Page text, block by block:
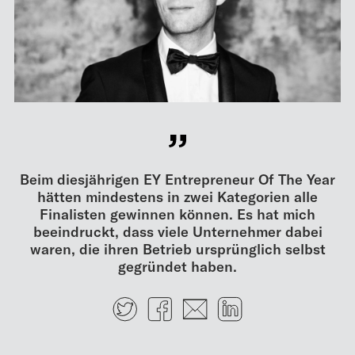
Beim diesjährigen EY Entrepreneur Of The Year
hätten mindestens in zwei Kategorien alle
Finalisten gewinnen können. Es hat mich
beeindruckt, dass viele Unternehmer dabei
waren, die ihren Betrieb ursprünglich selbst
gegründet haben.
TwitterFacebook
E-mail